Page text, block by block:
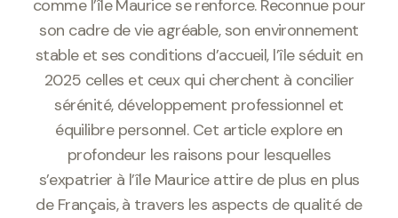
comme l’île Maurice se renforce. Reconnue pour
son cadre de vie agréable, son environnement
stable et ses conditions d’accueil, l’île séduit en
2025 celles et ceux qui cherchent à concilier
sérénité, développement professionnel et
équilibre personnel. Cet article explore en
profondeur les raisons pour lesquelles
s’expatrier à l’île Maurice attire de plus en plus
de Français, à travers les aspects de qualité de